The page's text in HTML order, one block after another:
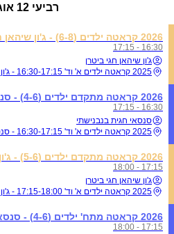
רביעי 12 אוגוסט
2026 קראטה ילדים (6-8) - ג'ון שיהאן חגי | ימי א' וד' 16:30-17:15
16:30 - 17:15
ג'ון שיהאן חגי ביטרן
2025 קראטה ילדים א' וד' 16:30-17:15 - ג'ון שיהאן חגי
16:30 - 17:15
סנסאי חגית בנבנישתי
2025 קראטה ילדים א' וד' 16:30-17:15 - סנסאי חגית
17:15 - 18:00
ג'ון שיהאן חגי ביטרן
2025 קראטה ילדים א' וד' 17:15-18:00 - ג'ון שיהאן חגי
17:15 - 18:00